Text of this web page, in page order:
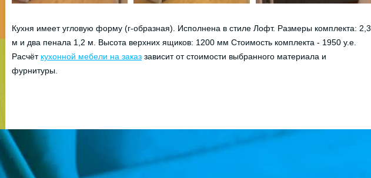
Кухня имеет угловую форму (г-образная). Исполнена в стиле Лофт. Размеры комплекта: 2,3
м и два пенала 1,2 м. Высота верхних ящиков: 1200 мм Стоимость комплекта - 1950 у.е.
Расчёт кухонной мебели на заказ зависит от стоимости выбранного материала и
фурнитуры.